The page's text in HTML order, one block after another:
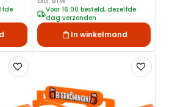
Voor 16:00 besteld, dezelfde
dag verzonden
In winkelmand
Voeg
toe
verlanglijst
Voeg
toe